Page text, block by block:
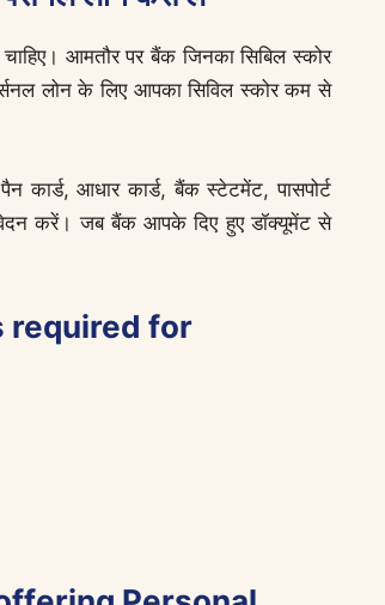
आमतौर पर बैंक जिनका सिबिल स्कोर
लोन के लिए आपका सिविल स्कोर कम से
आधार कार्ड, बैंक स्टेटमेंट, पासपोर्ट
करें। जब बैंक आपके दिए हुए डॉक्यूमेंट से
required for